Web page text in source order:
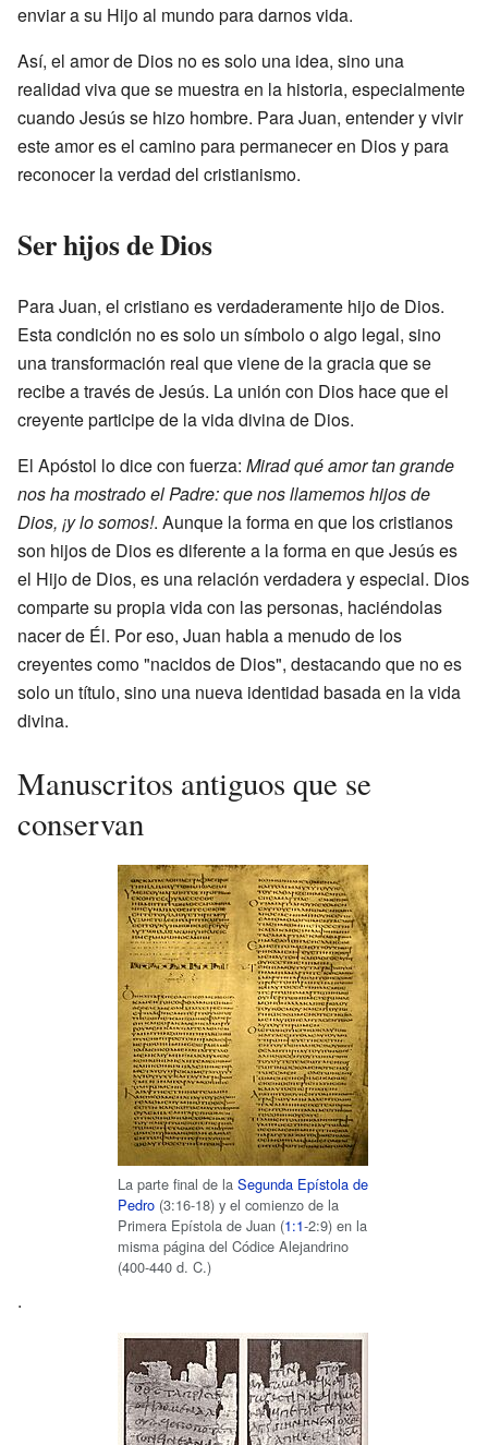
enviar a su Hijo al mundo para darnos vida.
Así, el amor de Dios no es solo una idea, sino una
realidad viva que se muestra en la historia, especialmente
cuando Jesús se hizo hombre. Para Juan, entender y vivir
este amor es el camino para permanecer en Dios y para
reconocer la verdad del cristianismo.
Ser hijos de Dios
Para Juan, el cristiano es verdaderamente hijo de Dios.
Esta condición no es solo un símbolo o algo legal, sino
una transformación real que viene de la gracia que se
recibe a través de Jesús. La unión con Dios hace que el
creyente participe de la vida divina de Dios.
El Apóstol lo dice con fuerza: Mirad qué amor tan grande
nos ha mostrado el Padre: que nos llamemos hijos de
Dios, ¡y lo somos!. Aunque la forma en que los cristianos
son hijos de Dios es diferente a la forma en que Jesús es
el Hijo de Dios, es una relación verdadera y especial. Dios
comparte su propia vida con las personas, haciéndolas
nacer de Él. Por eso, Juan habla a menudo de los
creyentes como "nacidos de Dios", destacando que no es
solo un título, sino una nueva identidad basada en la vida
divina.
Manuscritos antiguos que se
conservan
La parte final de la Segunda Epístola de
Pedro (3:16-18) y el comienzo de la
Primera Epístola de Juan (1:1-2:9) en la
misma página del Códice Alejandrino
(400-440 d. C.)
.